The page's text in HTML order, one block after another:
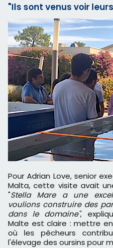
"Ils sont venus voir
Pour Adrian Love, senior executive d'Aquatic Resources
Malta, cette visite avait
"Stella Mare a une
voulions construire des
dans le domaine",
Malte est claire : mettre
où les pêcheurs
l'élevage des oursins pour